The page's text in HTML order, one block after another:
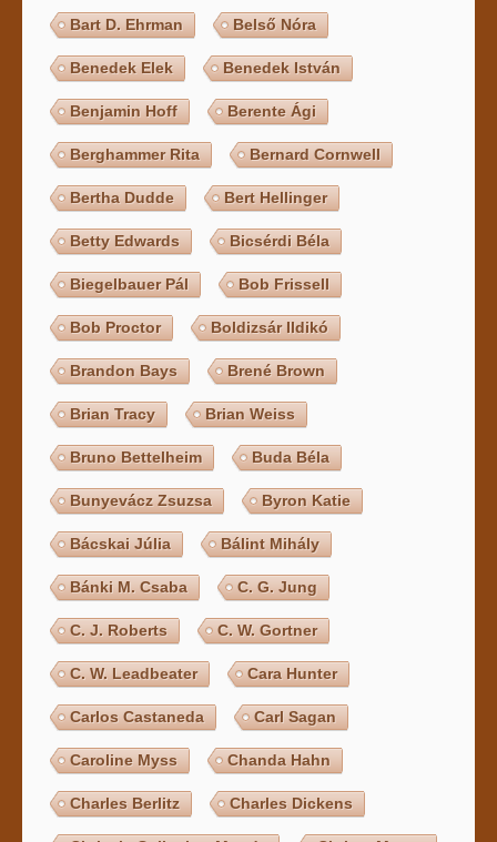
Bart D. Ehrman Belső Nóra
Benedek Elek Benedek István
Benjamin Hoff Berente Ági
Berghammer Rita Bernard Cornwell
Bertha Dudde Bert Hellinger
Betty Edwards Bicsérdi Béla
Biegelbauer Pál Bob Frissell
Bob Proctor Boldizsár Ildikó
Brandon Bays Brené Brown
Brian Tracy Brian Weiss
Bruno Bettelheim Buda Béla
Bunyevácz Zsuzsa Byron Katie
Bácskai Júlia Bálint Mihály
Bánki M. Csaba C. G. Jung
C. J. Roberts C. W. Gortner
C. W. Leadbeater Cara Hunter
Carlos Castaneda Carl Sagan
Caroline Myss Chanda Hahn
Charles Berlitz Charles Dickens